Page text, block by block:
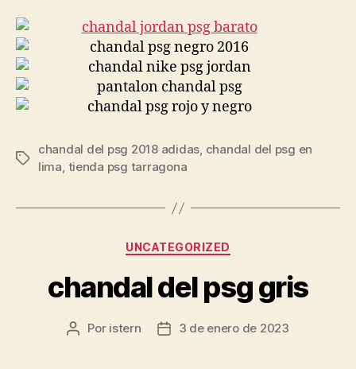
Etiquetas
chandal del psg 2018 adidas, chandal del psg en
lima, tienda psg tarragona
Categorías
UNCATEGORIZED
chandal del psg gris
Autor
Por istern
Fecha3 de enero de 2023